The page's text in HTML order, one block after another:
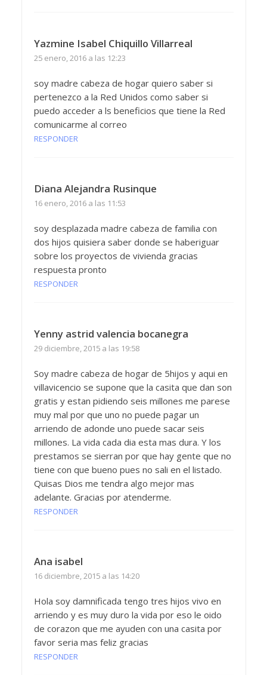
Yazmine Isabel Chiquillo Villarreal
25 enero, 2016 a las 12:23
soy madre cabeza de hogar quiero saber si
pertenezco a la Red Unidos como saber si
puedo acceder a ls beneficios que tiene la Red
comunicarme al correo
RESPONDER
Diana Alejandra Rusinque
16 enero, 2016 a las 11:53
soy desplazada madre cabeza de familia con
dos hijos quisiera saber donde se haberiguar
sobre los proyectos de vivienda gracias
respuesta pronto
RESPONDER
Yenny astrid valencia bocanegra
29 diciembre, 2015 a las 19:58
Soy madre cabeza de hogar de 5hijos y aqui en
villavicencio se supone que la casita que dan son
gratis y estan pidiendo seis millones me parese
muy mal por que uno no puede pagar un
arriendo de adonde uno puede sacar seis
millones. La vida cada dia esta mas dura. Y los
prestamos se sierran por que hay gente que no
tiene con que bueno pues no sali en el listado.
Quisas Dios me tendra algo mejor mas
adelante. Gracias por atenderme.
RESPONDER
Ana isabel
16 diciembre, 2015 a las 14:20
Hola soy damnificada tengo tres hijos vivo en
arriendo y es muy duro la vida por eso le oido
de corazon que me ayuden con una casita por
favor seria mas feliz gracias
RESPONDER